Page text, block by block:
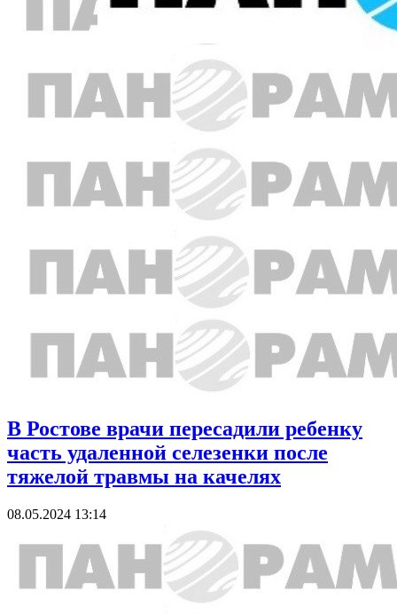
В Ростове врачи пересадили ребенку
часть удаленной селезенки после
тяжелой травмы на качелях
08.05.2024 13:14